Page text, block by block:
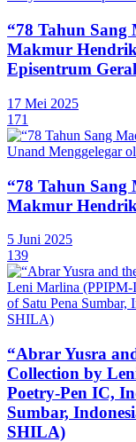
“78 Tahun Sang
Makmur
Episentrum
17 Mei 2025
171
“78 Tahun Sang
Makmur
5 Juni 2025
139
“Abrar Yusra
Collection by
Poetry-Pen IC,
Sumbar,
SHILA)